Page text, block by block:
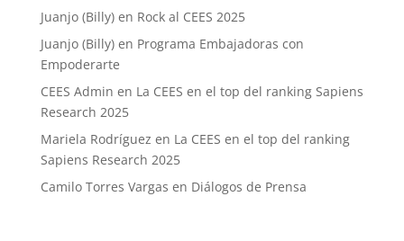
Juanjo (Billy)en Rock al CEES 2025
Juanjo (Billy)en Programa Embajadoras con
Empoderarte
CEES Admin en La CEES en el top del ranking Sapiens
Research 2025
Mariela Rodríguez en La CEES en el top del ranking
Sapiens Research 2025
Camilo Torres Vargas en Diálogos de Prensa